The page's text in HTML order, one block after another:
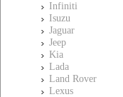
Infiniti
Isuzu
Jaguar
Jeep
Kia
Lada
Land Rover
Lexus